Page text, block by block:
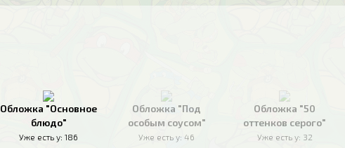
Обложка "Основное
блюдо"
Уже есть у: 186
Обложка "Под
особым соусом"
Уже есть у: 46
Обложка "50
оттенков серого"
Уже есть у: 32